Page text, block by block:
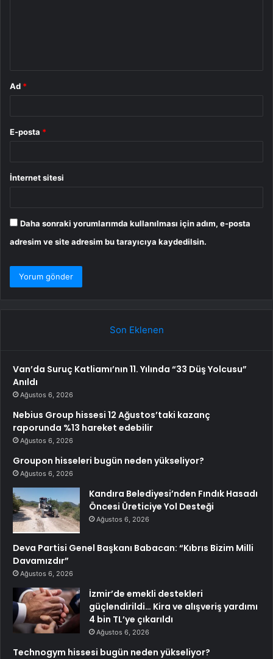
Ad *
E-posta *
İnternet sitesi
Daha sonraki yorumlarımda kullanılması için adım, e-posta
adresim ve site adresim bu tarayıcıya kaydedilsin.
Son Eklenen
Van’da Suruç Katliamı’nın 11. Yılında “33 Düş Yolcusu”
Anıldı
Ağustos 6, 2026
Nebius Group hissesi 12 Ağustos’taki kazanç
raporunda %13 hareket edebilir
Ağustos 6, 2026
Groupon hisseleri bugün neden yükseliyor?
Ağustos 6, 2026
Kandıra Belediyesi’nden Fındık Hasadı
Öncesi Üreticiye Yol Desteği
Ağustos 6, 2026
Deva Partisi Genel Başkanı Babacan: “Kıbrıs Bizim Milli
Davamızdır”
Ağustos 6, 2026
İzmir’de emekli destekleri
güçlendirildi… Kira ve alışveriş yardımı
4 bin TL’ye çıkarıldı
Ağustos 6, 2026
Technogym hissesi bugün neden yükseliyor?